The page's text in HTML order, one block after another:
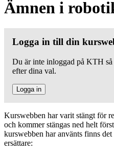
Ämnen i
Logga in till din
Du är inte inloggad på KTH så
efter dina val.
Logga in
Kurswebben har varit stängt för
och kommer stängas ned helt
kurswebben har använts finns
ersättare: